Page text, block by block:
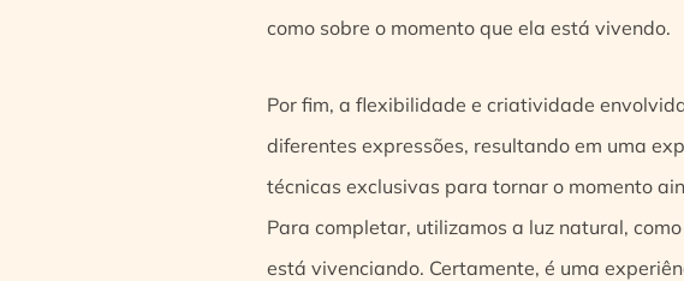
como sobre o momento que ela está vivendo.
Por fim, a flexibilidade e criatividade
diferentes expressões, resultando em uma
técnicas exclusivas para tornar o momento
Para completar, utilizamos a luz natural,
está vivenciando. Certamente, é uma